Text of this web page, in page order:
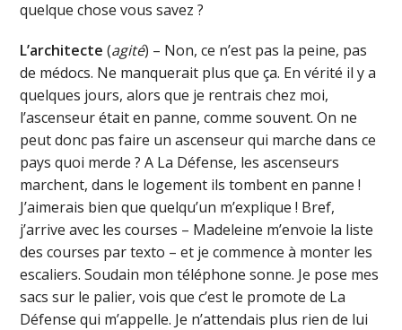
quelque chose vous savez ?
L’architecte (agité) – Non, ce n’est pas la peine, pas
de médocs. Ne manquerait plus que ça. En vérité il y a
quelques jours, alors que je rentrais chez moi,
l’ascenseur était en panne, comme souvent. On ne
peut donc pas faire un ascenseur qui marche dans ce
pays quoi merde ? A La Défense, les ascenseurs
marchent, dans le logement ils tombent en panne !
J’aimerais bien que quelqu’un m’explique ! Bref,
j’arrive avec les courses – Madeleine m’envoie la liste
des courses par texto – et je commence à monter les
escaliers. Soudain mon téléphone sonne. Je pose mes
sacs sur le palier, vois que c’est le promote de La
Défense qui m’appelle. Je n’attendais plus rien de lui